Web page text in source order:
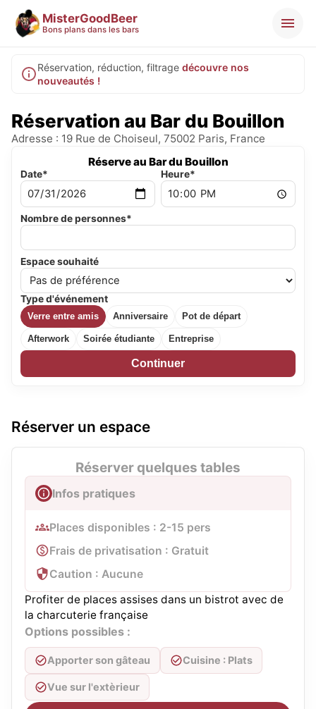
MisterGoodBeer
Bons plans dans les bars
Réservation, réduction, filtrage découvre nos
nouveautés !
Réservation au Bar du Bouillon
Adresse : 19 Rue de Choiseul, 75002 Paris, France
Réserve au Bar du Bouillon
Date* Heure*
Nombre de personnes*
Espace souhaité
Type d'événement
Verre entre amis Anniversaire Pot de départ
Afterwork Soirée étudiante Entreprise
Continuer
Réserver un espace
Réserver quelques tables
Infos pratiques
Places disponibles : 2-15 pers
Frais de privatisation : Gratuit
Caution : Aucune
Profiter de places assises dans un bistrot avec de
la charcuterie française
Options possibles :
Apporter son gâteau Cuisine : Plats
Vue sur l'extèrieur